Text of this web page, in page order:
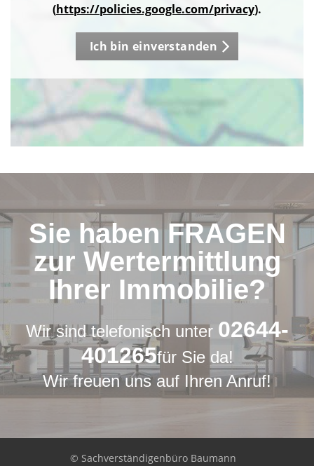
(https://policies.google.com/privacy).
Ich bin einverstanden
Sie haben FRAGEN
zur Wertermittlung
Ihrer Immobilie?
Wir sind telefonisch unter 02644-
401265für Sie da!
Wir freuen uns auf Ihren Anruf!
© Sachverständigenbüro Baumann